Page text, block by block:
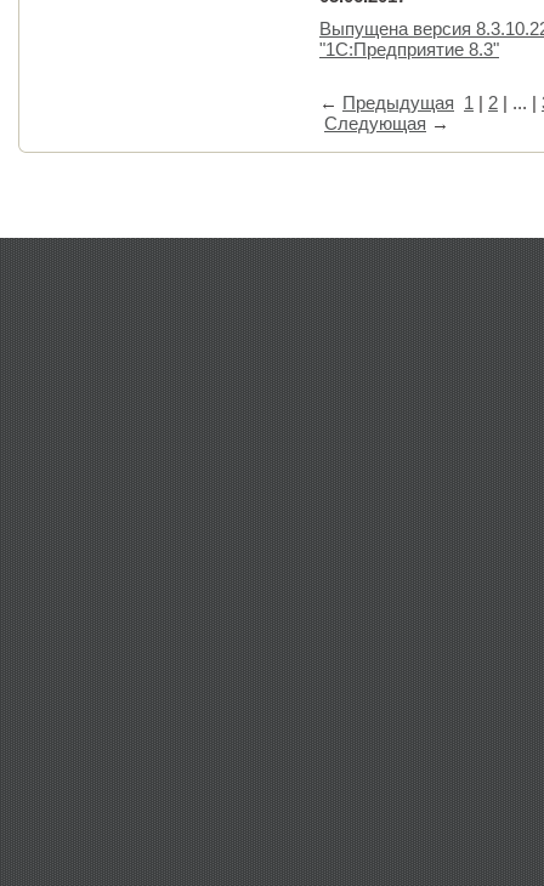
Выпущена версия
"1С:Предприятие 8.3"
← Предыдущая 1 | 2 | ... |
Следующая →